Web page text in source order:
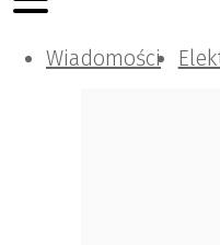
Wiadomości
Komunikacja i IT
Kontrola
Tematy specjalne